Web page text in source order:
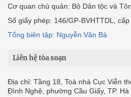
Cơ quan chủ quản: Bộ Dân tộc và
Số giấy phép: 146/GP-BVHTTDL,
Tổng biên tập: Nguyễn Văn Bá
Liên hệ tòa soạn
Địa chỉ: Tầng 18, Toà nhà Cục Viễn
Đình Nghệ, phường Cầu Giấy, TP. Hà